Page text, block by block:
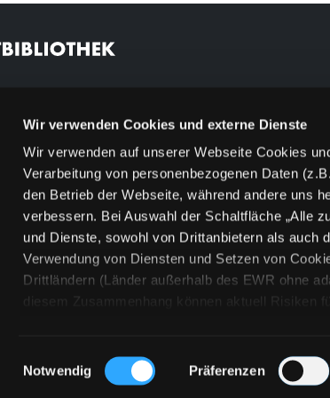
Wir verwenden Cookies und externe Dienste
Wir verwenden auf unserer Webseite Cookies
Verarbeitung von personenbezogenen Daten
den Betrieb der Webseite, während andere uns
verbessern. Bei Auswahl der Schaltfläche „Alle
und Dienste, sowohl von Drittanbietern als auch
Verwendung von Diensten und Setzen von
Drittländern (Länder außerhalb des EWR ohne
diesem Zusammenhang können aktuell
„Details zeigen“ finden Sie Erklärungen zu den
Technologien. Selbstverständlich können Sie
Einwilligungsauswahl
Notwendig Präferenzen
Feedback
Kontakt
Über uns
Jobs
Medienwunsch
FAQs